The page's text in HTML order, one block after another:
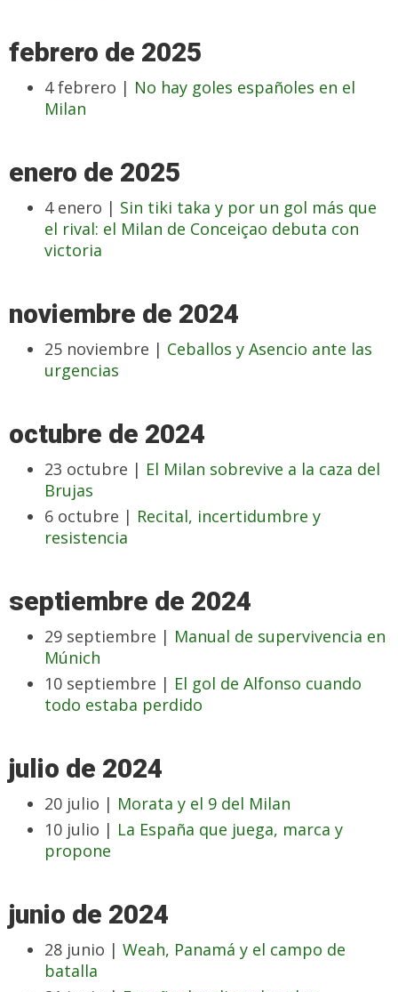
febrero de 2025
4 febrero | No hay goles españoles en el
Milan
enero de 2025
4 enero | Sin tiki taka y por un gol más que
el rival: el Milan de Conceiçao debuta con
victoria
noviembre de 2024
25 noviembre | Ceballos y Asencio ante las
urgencias
octubre de 2024
23 octubre | El Milan sobrevive a la caza del
Brujas
6 octubre | Recital, incertidumbre y
resistencia
septiembre de 2024
29 septiembre | Manual de supervivencia en
Múnich
10 septiembre | El gol de Alfonso cuando
todo estaba perdido
julio de 2024
20 julio | Morata y el 9 del Milan
10 julio | La España que juega, marca y
propone
junio de 2024
28 junio | Weah, Panamá y el campo de
batalla